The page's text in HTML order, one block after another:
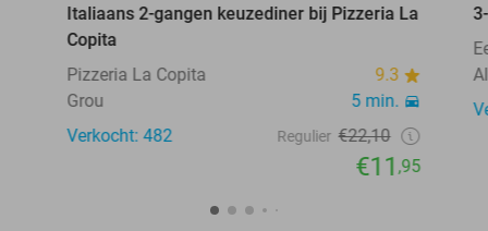
Italiaans 2-gangen keuzediner bij Pizzeria La
Copita
Pizzeria La Copita
9.3
Grou
5 min.
Verkocht: 482
Regulier €22,10
€11,95